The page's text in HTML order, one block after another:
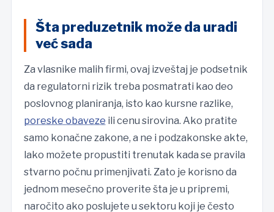
Šta preduzetnik može da uradi
već sada
Za vlasnike malih firmi, ovaj izveštaj je podsetnik
da regulatorni rizik treba posmatrati kao deo
poslovnog planiranja, isto kao kursne razlike,
poreske obaveze ili cenu sirovina. Ako pratite
samo konačne zakone, a ne i podzakonske akte,
lako možete propustiti trenutak kada se pravila
stvarno počnu primenjivati. Zato je korisno da
jednom mesečno proverite šta je u pripremi,
naročito ako poslujete u sektoru koji je često